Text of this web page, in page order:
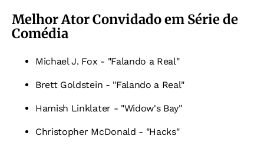
Melhor Ator Convidado em Série de
Comédia
Michael J. Fox - "Falando a Real"
Brett Goldstein - "Falando a Real"
Hamish Linklater - "Widow's Bay"
Christopher McDonald - "Hacks"